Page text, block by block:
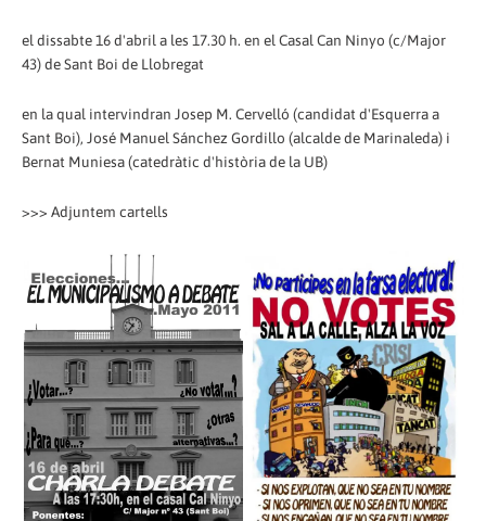
el dissabte 16 d'abril a les 17.30 h. en el Casal Can Ninyo (c/Major
43) de Sant Boi de Llobregat
en la qual intervindran Josep M. Cervelló (candidat d'Esquerra a
Sant Boi), José Manuel Sánchez Gordillo (alcalde de Marinaleda) i
Bernat Muniesa (catedràtic d'història de la UB)
>>> Adjuntem cartells